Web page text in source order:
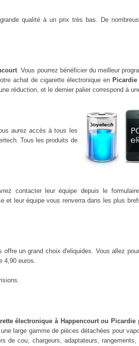
qualité à un prix très bas. De
. Vous pourrez bénéficier du meilleur
achat de cigarette électronique en Picardie
réduction, et le dernier palier correspond à
aurez accès à tous les
Tous les produits de
contacter leur équipe depuis le
et leur équipe vous renverra dans les plus
un grand choix d'eliquides. Vous allez
4,90 euros.
électronique à Happencourt ou Picardie
large gamme de pièces détachées pour
de cou, chargeurs, adaptateurs,